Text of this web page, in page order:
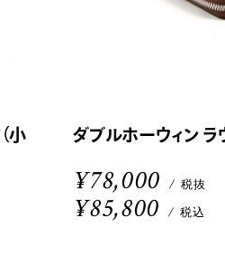
小 ダブルホーウィン ラ
¥78,000 / 税抜
¥85,800 / 税込